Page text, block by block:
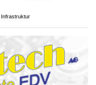
Infrastruktur